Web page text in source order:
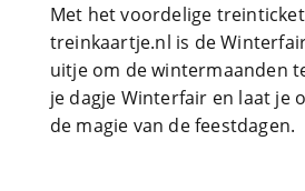
Met het voordelige
treinkaartje.nl is de
uitje om de wintermaanden
je dagje Winterfair en laat je
de magie van de feestdagen.